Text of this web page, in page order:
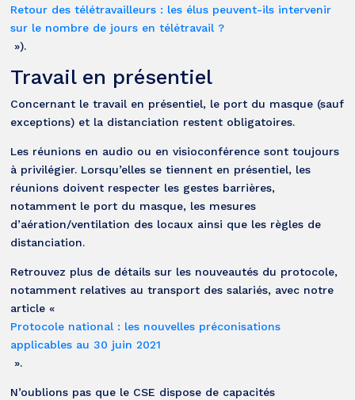
Retour des télétravailleurs : les élus peuvent-ils intervenir
sur le nombre de jours en télétravail ?
»).
Travail en présentiel
Concernant le travail en présentiel, le port du masque (sauf
exceptions) et la distanciation restent obligatoires.
Les réunions en audio ou en visioconférence sont toujours
à privilégier. Lorsqu’elles se tiennent en présentiel, les
réunions doivent respecter les gestes barrières,
notamment le port du masque, les mesures
d’aération/ventilation des locaux ainsi que les règles de
distanciation.
Retrouvez plus de détails sur les nouveautés du protocole,
notamment relatives au transport des salariés, avec notre
article «
Protocole national : les nouvelles préconisations
applicables au 30 juin 2021
».
N’oublions pas que le CSE dispose de capacités